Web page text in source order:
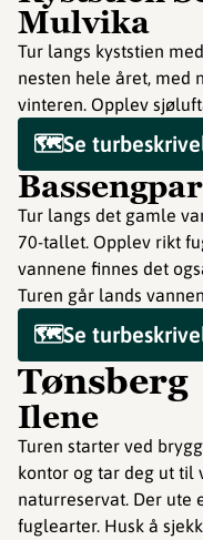
Mulvika
Tur langs kyststien
nesten hele året, med
vinteren. Opplev
🗺️Se
Tur langs det gamle
70-tallet. Opplev rikt
vannene finnes det
Turen går lands
🗺️Se
Tønsberg
Ilene
Turen starter ved
kontor og tar deg ut til
naturreservat. Der ute
fuglearter. Husk å